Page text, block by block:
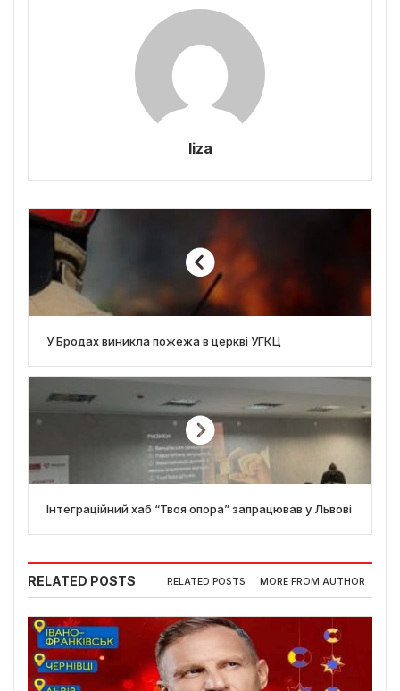
liza
У Бродах виникла пожежа в церкві УГКЦ
Інтеграційний хаб “Твоя опора” запрацював у Львові
RELATED POSTS RELATED POSTS MORE FROM AUTHOR